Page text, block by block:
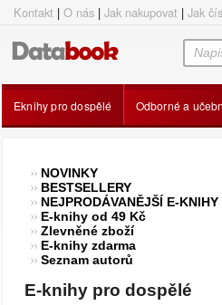
Kontakt | O nás | Jak nakupovat | Jak
Eknihy pro dospělé Odborné a
NOVINKY
BESTSELLERY
NEJPRODÁVANĚJŠÍ E-KNIHY
E-knihy od 49 Kč
Zlevněné zboží
E-knihy zdarma
Seznam autorů
E-knihy pro dospělé